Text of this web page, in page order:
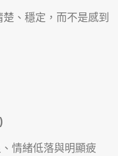
、穩定，而不是感到
情緒低落與明顯疲